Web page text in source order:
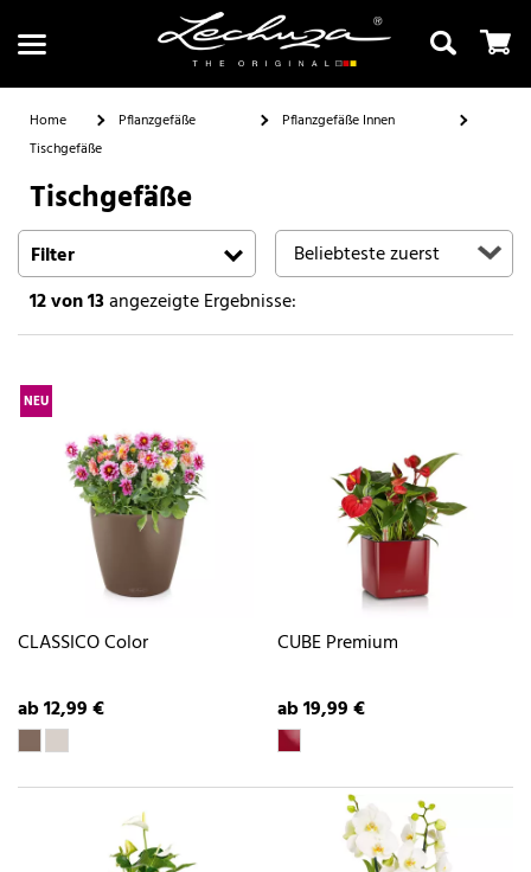
Home Pflanzgefäße
Pflanzgefäße Innen
Tischgefäße
Tischgefäße
Filter
12von 13angezeigte Ergebnisse:
NEU
CLASSICO Color
ab 12,99 €
CUBE Premium
ab 19,99 €